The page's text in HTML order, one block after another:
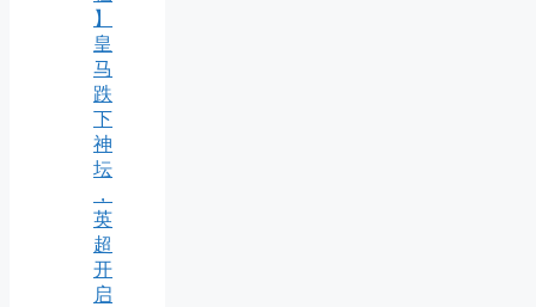
】
皇
马
跌
下
神
坛
，
英
超
开
启